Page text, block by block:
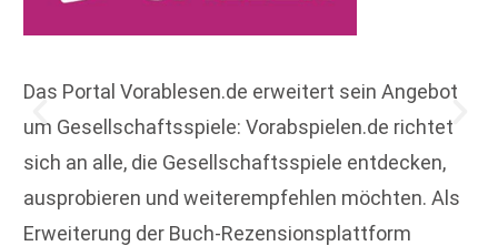
Das Portal Vorablesen.de erweitert sein Angebot
um Gesellschaftsspiele: Vorabspielen.de richtet
sich an alle, die Gesellschaftsspiele entdecken,
ausprobieren und weiterempfehlen möchten. Als
Erweiterung der Buch-Rezensionsplattform